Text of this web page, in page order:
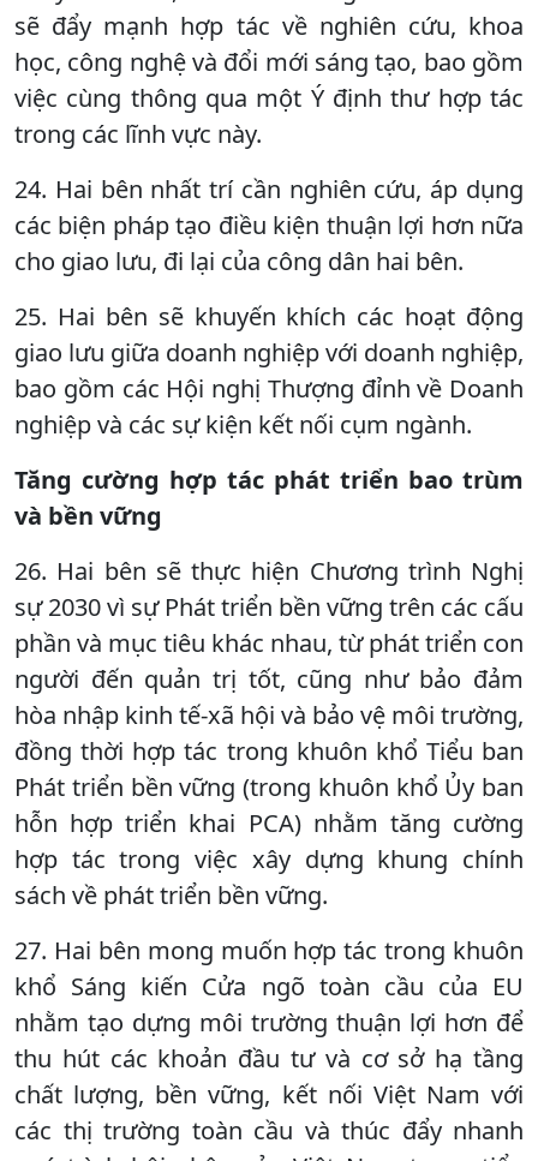
sẽ đẩy mạnh hợp tác về nghiên cứu, khoa
học, công nghệ và đổi mới sáng tạo, bao gồm
việc cùng thông qua một Ý định thư hợp tác
trong các lĩnh vực này.
24. Hai bên nhất trí cần nghiên cứu, áp dụng
các biện pháp tạo điều kiện thuận lợi hơn nữa
cho giao lưu, đi lại của công dân hai bên.
25. Hai bên sẽ khuyến khích các hoạt động
giao lưu giữa doanh nghiệp với doanh nghiệp,
bao gồm các Hội nghị Thượng đỉnh về Doanh
nghiệp và các sự kiện kết nối cụm ngành.
Tăng cường hợp tác phát triển bao trùm
và bền vững
26. Hai bên sẽ thực hiện Chương trình Nghị
sự 2030 vì sự Phát triển bền vững trên các cấu
phần và mục tiêu khác nhau, từ phát triển con
người đến quản trị tốt, cũng như bảo đảm
hòa nhập kinh tế-xã hội và bảo vệ môi trường,
đồng thời hợp tác trong khuôn khổ Tiểu ban
Phát triển bền vững (trong khuôn khổ Ủy ban
hỗn hợp triển khai PCA) nhằm tăng cường
hợp tác trong việc xây dựng khung chính
sách về phát triển bền vững.
27. Hai bên mong muốn hợp tác trong khuôn
khổ Sáng kiến Cửa ngõ toàn cầu của EU
nhằm tạo dựng môi trường thuận lợi hơn để
thu hút các khoản đầu tư và cơ sở hạ tầng
chất lượng, bền vững, kết nối Việt Nam với
các thị trường toàn cầu và thúc đẩy nhanh